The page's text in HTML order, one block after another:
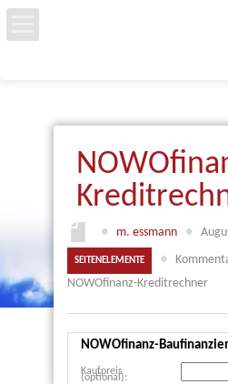
Über uns
Baufinanzierung
Immobilien & Grundstücke
Kredit
● m. essmann ●
SEITENELEMENTE ●
NOWOfinanz-Kreditrechner
NOWOfinanz-
Kaufpreis
(optional):